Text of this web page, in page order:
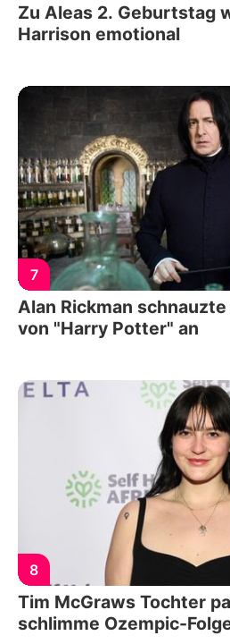
Zu Aleas 2. Geburtstag
Harrison emotional
7
Alan Rickman
von "Harry Potter" an
8
Tim McGraws Tochter
schlimme Ozempic-